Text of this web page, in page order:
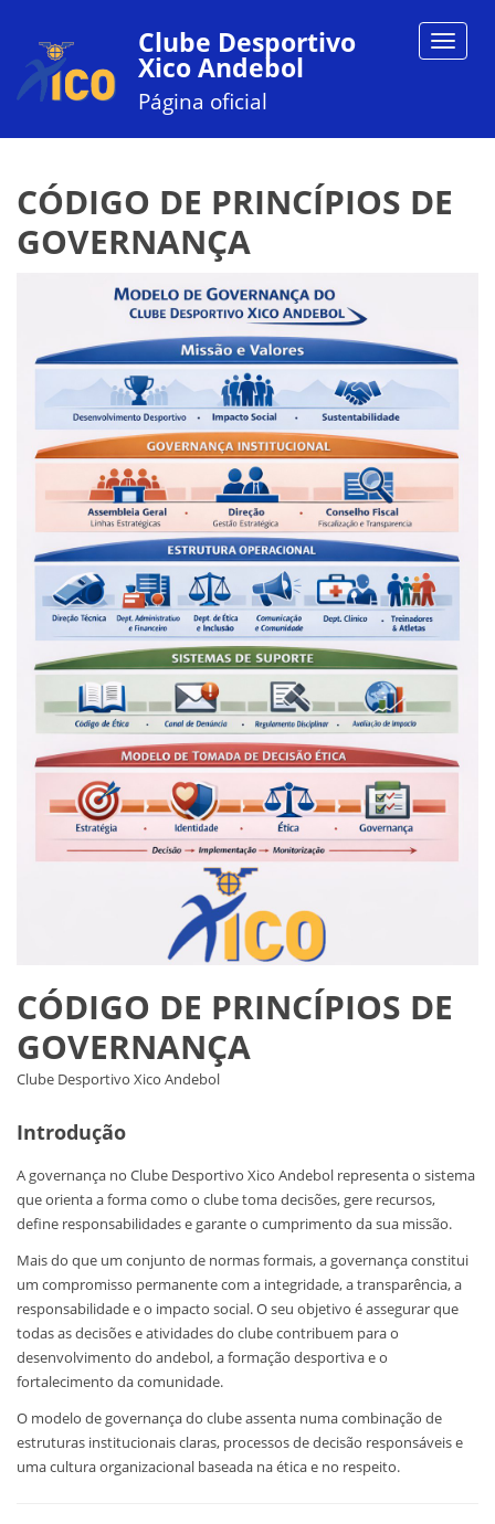
Toggle
Clube Desportivo
Xico Andebol
Página oficial
CÓDIGO DE PRINCÍPIOS DE
GOVERNANÇA
CÓDIGO DE PRINCÍPIOS DE
GOVERNANÇA
Clube Desportivo Xico Andebol
Introdução
A governança no Clube Desportivo Xico Andebol representa o sistema
que orienta a forma como o clube toma decisões, gere recursos,
define responsabilidades e garante o cumprimento da sua missão.
Mais do que um conjunto de normas formais, a governança constitui
um compromisso permanente com a integridade, a transparência, a
responsabilidade e o impacto social. O seu objetivo é assegurar que
todas as decisões e atividades do clube contribuem para o
desenvolvimento do andebol, a formação desportiva e o
fortalecimento da comunidade.
O modelo de governança do clube assenta numa combinação de
estruturas institucionais claras, processos de decisão responsáveis e
uma cultura organizacional baseada na ética e no respeito.